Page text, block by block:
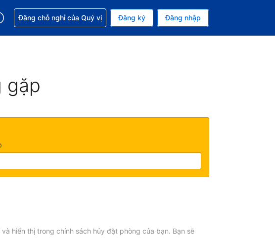
bạn. Loại tiền tệ hiện tại của bạn là Đô la Mỹ
ngữ của bạn. Ngôn ngữ hiện tại của bạn là Tiếng Việt
Nhận trợ giúp với đặt chỗ
Đăng chỗ nghỉ của Quý vị Đăng ký Đăng nhập
gặp
hiển thị trong chính sách hủy đặt phòng của bạn. Bạn sẽ